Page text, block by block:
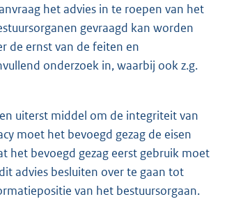
het advies in te roepen van het
gevraagd kan worden
de ernst van de feiten en
onderzoek in, waarbij ook z.g.
uiterst middel om de integriteit van
moet het bevoegd gezag de eisen
het bevoegd gezag eerst gebruik moet
advies besluiten over te gaan tot
van het bestuursorgaan.